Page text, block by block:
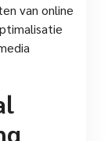
van online